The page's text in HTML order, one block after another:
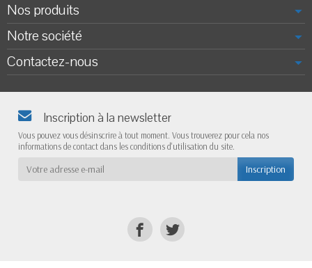
Nos produits
Notre société
Contactez-nous
Inscription à la newsletter
Vous pouvez vous désinscrire à tout moment. Vous trouverez pour cela nos
informations de contact dans les conditions d'utilisation du site.
Inscription